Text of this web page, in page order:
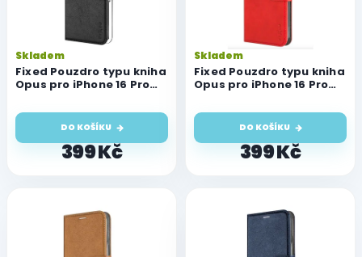
o
d
u
ů
Fixed Pouzdro typu kniha
Opus pro iPhone 16 Pro
Skladem
399 Kč
DO KOŠÍKU
Fixed Pouzdro typu kniha
Opus pro iPhone 16 Pro
Skladem
399 Kč
DO KOŠÍKU